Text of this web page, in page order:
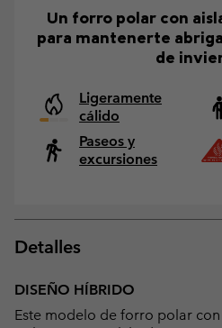
Un forro polar con
para mantenerte
de
Ligeramente
cálido
Paseos y
excursiones
Detalles
DISEÑO HÍBRIDO
Este modelo de forro polar